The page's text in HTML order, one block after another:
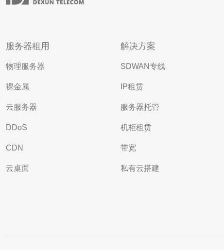
服务器租用
物理服务器
裸金属
云服务器
DDoS
CDN
云桌面
解决方案
SDWAN专线
IP租赁
服务器托管
机柜租赁
带宽
私有云搭建